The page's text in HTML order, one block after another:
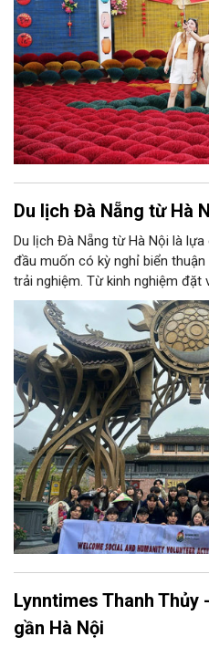
Du lịch Đà Nẵng từ Hà
Du lịch Đà Nẵng từ Hà Nội là
đầu muốn có kỳ nghỉ biển
trải nghiệm. Từ kinh nghiệm đặt
lịch trình 3 ngày 2 đêm đến gợi
team building, bài viết giúp bạn
Lynntimes Thanh Thủy
gần Hà Nội